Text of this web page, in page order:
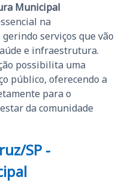
Municipal
na
serviços que vão
e infraestrutura.
possibilita uma
público, oferecendo a
para o
da comunidade
SP -